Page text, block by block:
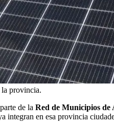
la provincia.
de la Red de Municipios
integran en esa provincia